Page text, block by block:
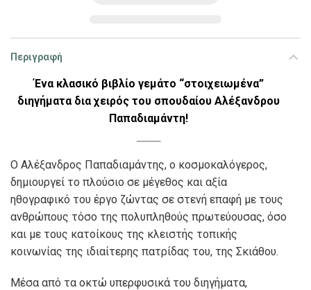
Περιγραφή
Ένα κλασικό βιβλίο γεμάτο “στοιχειωμένα”
διηγήματα δια χειρός του σπουδαίου Αλέξανδρου
Παπαδιαμάντη!
Ο Αλέξανδρος Παπαδιαμάντης, ο κοσμοκαλόγερος,
δημιουργεί το πλούσιο σε μέγεθος και αξία
ηθογραφικό του έργο ζώντας σε στενή επαφή με τους
ανθρώπους τόσο της πολυπληθούς πρωτεύουσας, όσο
και με τους κατοίκους της κλειστής τοπικής
κοινωνίας της ιδιαίτερης πατρίδας του, της Σκιάθου.
Μέσα από τα οκτώ υπερφυσικά του διηγήματα,